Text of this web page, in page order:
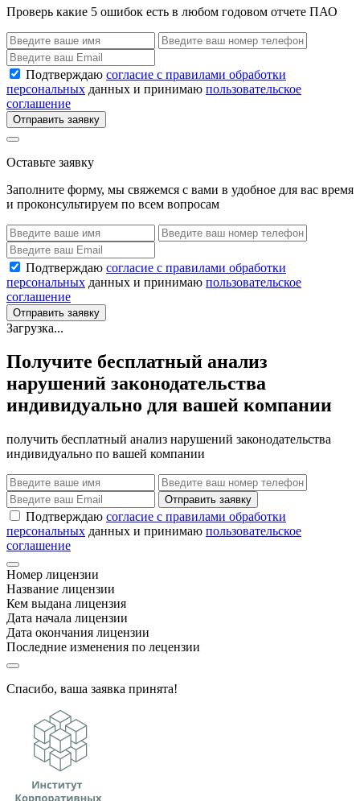
Проверь какие 5 ошибок есть в любом годовом отчете ПАО
Подтверждаю согласие с правилами обработки
персональных данных и принимаю пользовательское
соглашение
Отправить заявку
Оставьте заявку
Заполните форму, мы свяжемся с вами в удобное для вас время
и проконсультируем по всем вопросам
Подтверждаю согласие с правилами обработки
персональных данных и принимаю пользовательское
соглашение
Отправить заявку
Загрузка...
Получите бесплатный анализ
нарушений законодательства
индивидуально для вашей компании
получить бесплатный анализ нарушений законодательства
индивидуально по вашей компании
Отправить заявку
Подтверждаю согласие с правилами обработки
персональных данных и принимаю пользовательское
соглашение
Номер лицензии
Название лицензии
Кем выдана лицензия
Дата начала лицензии
Дата окончания лицензии
Последние изменения по лецензии
Спасибо, ваша заявка принята!